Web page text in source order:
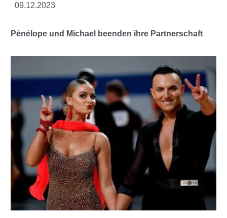
09.12.2023
Pénélope und Michael beenden ihre Partnerschaft